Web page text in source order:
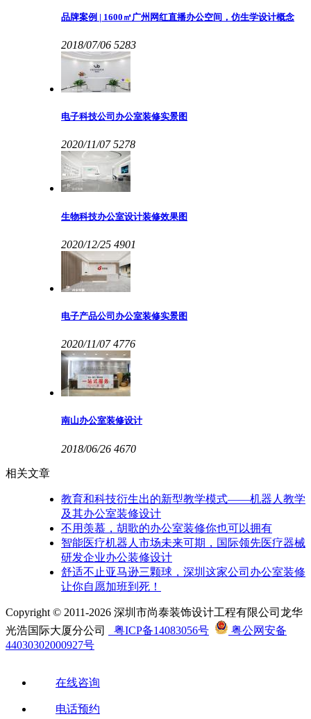
品牌案例 | 1600㎡广州网红直播办公空间，仿生学设计概念
2018/07/06 5283
电子科技公司办公室装修实景图
2020/11/07 5278
生物科技办公室设计装修效果图
2020/12/25 4901
电子产品公司办公室装修实景图
2020/11/07 4776
南山办公室装修设计
2018/06/26 4670
相关文章
教育和科技衍生出的新型教学模式——机器人教学
及其办公室装修设计
不用羡慕，胡歌的办公室装修你也可以拥有
智能医疗机器人市场未来可期，国际领先医疗器械
研发企业办公装修设计
舒适不止亚马逊三颗球，深圳这家公司办公室装修
让你自愿加班到死！
Copyright © 2011-2026 深圳市尚泰装饰设计工程有限公司龙华
光浩国际大厦分公司
粤ICP备14083056号
粤公网安备
44030302000927号
在线咨询
电话预约